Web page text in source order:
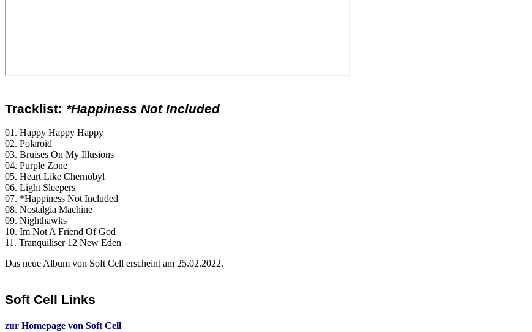
Tracklist: *Happiness Not Included
01. Happy Happy Happy
02. Polaroid
03. Bruises On My Illusions
04. Purple Zone
05. Heart Like Chernobyl
06. Light Sleepers
07. *Happiness Not Included
08. Nostalgia Machine
09. Nighthawks
10. Im Not A Friend Of God
11. Tranquiliser 12 New Eden
Das neue Album von Soft Cell erscheint am 25.02.2022.
Soft Cell Links
zur Homepage von Soft Cell